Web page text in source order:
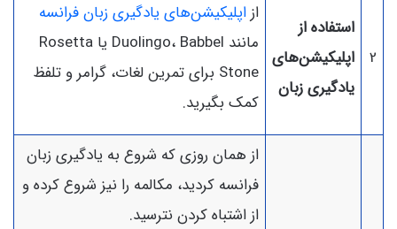
2
استفاده از
اپلیکیشن‌های
یادگیری زبان
ازاپلیکیشن‌های یادگیری زبان فرانسه
مانند Duolingo، Babbel یا Rosetta
Stone برای تمرین لغات، گرامر و تلفظ
کمک بگیرید.
از همان روزی که شروع به یادگیری زبان
فرانسه کردید، مکالمه را نیز شروع کرده و
از اشتباه کردن نترسید.